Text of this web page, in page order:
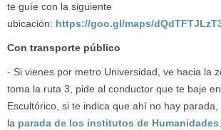
te guíe con la siguiente
ubicación: https://goo.gl/maps/
Con transporte público
- Si vienes por metro Universidad, ve hacia la
toma la ruta 3, pide al conductor que te baje
Escultórico, si te indica que ahí no hay
la parada de los institutos de Humanidades